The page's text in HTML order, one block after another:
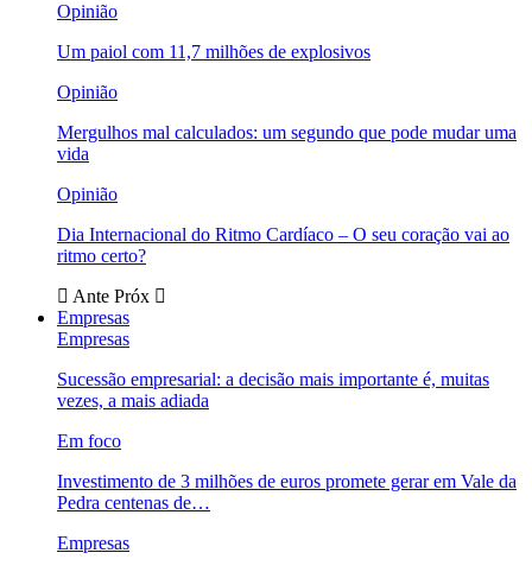
Opinião
Um paiol com 11,7 milhões de explosivos
Opinião
Mergulhos mal calculados: um segundo que pode mudar uma
vida
Opinião
Dia Internacional do Ritmo Cardíaco – O seu coração vai ao
ritmo certo?
Ante Próx
Empresas
Empresas
Sucessão empresarial: a decisão mais importante é, muitas
vezes, a mais adiada
Em foco
Investimento de 3 milhões de euros promete gerar em Vale da
Pedra centenas de…
Empresas